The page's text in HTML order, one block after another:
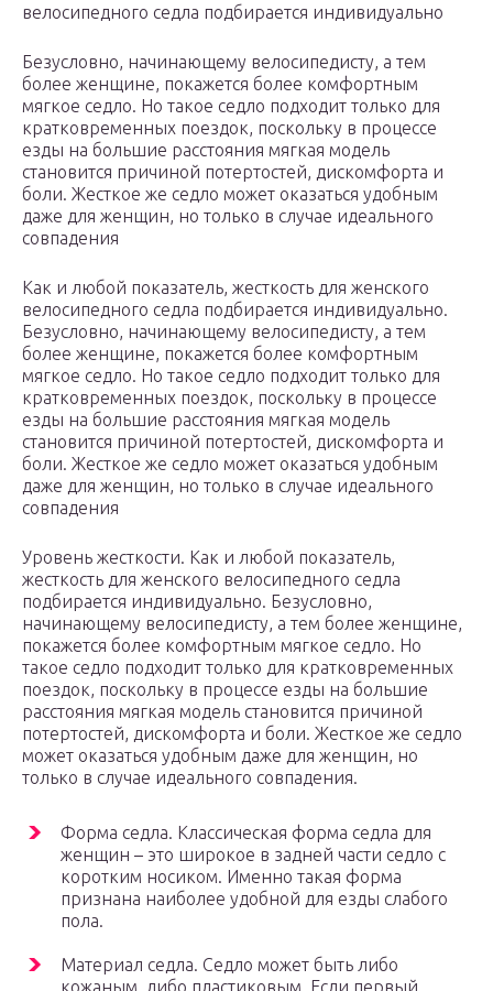
велосипедного седла подбирается индивидуально
Безусловно, начинающему велосипедисту, а тем
более женщине, покажется более комфортным
мягкое седло. Но такое седло подходит только для
кратковременных поездок, поскольку в процессе
езды на большие расстояния мягкая модель
становится причиной потертостей, дискомфорта и
боли. Жесткое же седло может оказаться удобным
даже для женщин, но только в случае идеального
совпадения
Как и любой показатель, жесткость для женского
велосипедного седла подбирается индивидуально.
Безусловно, начинающему велосипедисту, а тем
более женщине, покажется более комфортным
мягкое седло. Но такое седло подходит только для
кратковременных поездок, поскольку в процессе
езды на большие расстояния мягкая модель
становится причиной потертостей, дискомфорта и
боли. Жесткое же седло может оказаться удобным
даже для женщин, но только в случае идеального
совпадения
Уровень жесткости. Как и любой показатель,
жесткость для женского велосипедного седла
подбирается индивидуально. Безусловно,
начинающему велосипедисту, а тем более женщине,
покажется более комфортным мягкое седло. Но
такое седло подходит только для кратковременных
поездок, поскольку в процессе езды на большие
расстояния мягкая модель становится причиной
потертостей, дискомфорта и боли. Жесткое же седло
может оказаться удобным даже для женщин, но
только в случае идеального совпадения.
Форма седла. Классическая форма седла для
женщин – это широкое в задней части седло с
коротким носиком. Именно такая форма
признана наиболее удобной для езды слабого
пола.
Материал седла. Седло может быть либо
кожаным, либо пластиковым. Если первый